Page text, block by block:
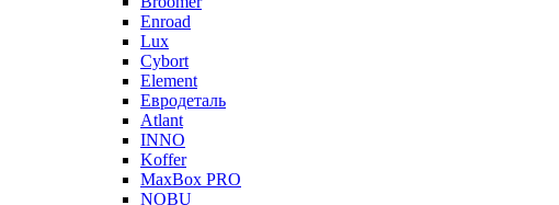
Enroad
Lux
Cybort
Element
Евродеталь
Atlant
INNO
Koffer
MaxBox PRO
NOBU